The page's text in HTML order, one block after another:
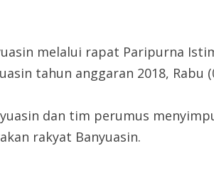
melalui rapat Paripurna
tahun anggaran 2018, Rabu
dan tim perumus
rakyat Banyuasin.